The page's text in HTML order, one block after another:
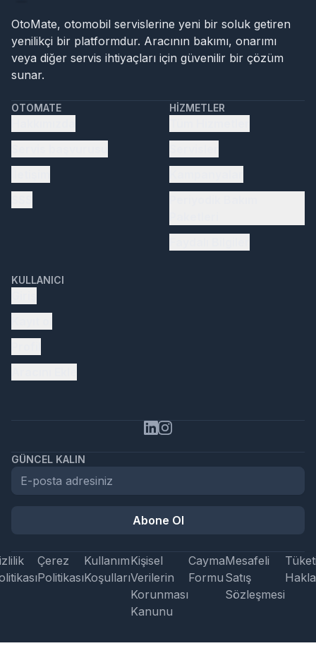
OtoMate, otomobil servislerine yeni bir soluk getiren
yenilikçi bir platformdur. Aracının bakımı, onarımı
veya diğer servis ihtiyaçları için güvenilir bir çözüm
sunar.
OTOMATE HIZMETLER
KULLANICI
GÜNCEL KALIN
Abone Ol
Çerez
Politikası
Kullanım
Koşulları
Kişisel
Verilerin
Korunması
Kanunu
Cayma
Formu
Mesafeli
Satış
Sözleşmesi